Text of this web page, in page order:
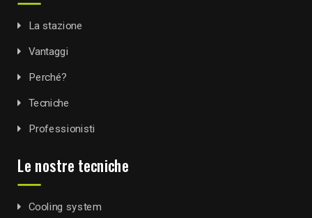
La stazione
Vantaggi
Perché?
Tecniche
Professionisti
Le nostre tecniche
Cooling system